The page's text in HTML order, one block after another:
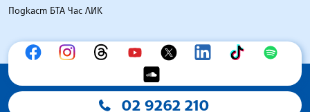
Подкаст БТА Час ЛИК
02 9262 210